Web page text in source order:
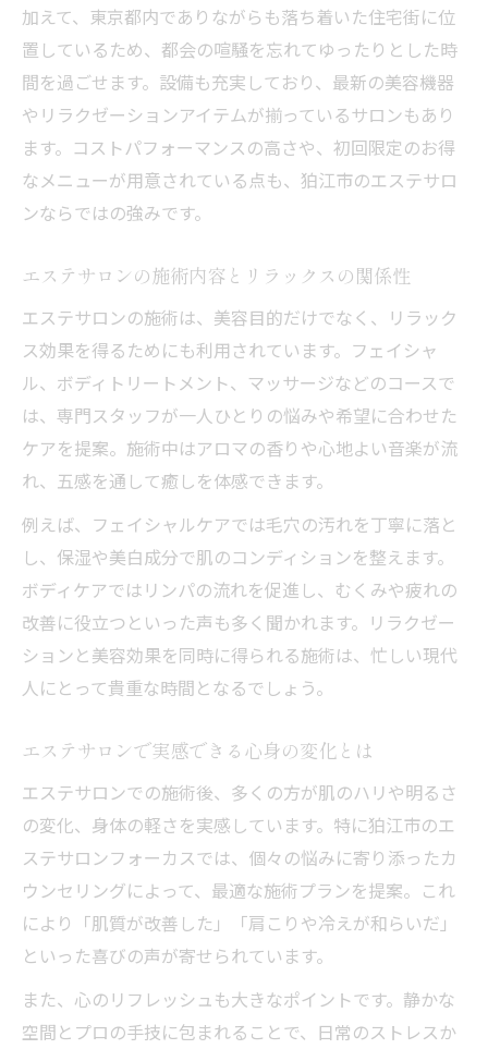
エステサロンで叶える肌質改善のステップ
エステサロン体験談で分かる美肌への近道
評判の高いエステサロンで心も体もリフレッシ
ュ
エステサロンの口コミからわかる利用満足
度
験
エステサロンで心地よさを追求するポイン
ト
エステサロンの評判をチェックする重要性
エステサロン選びで後悔しないポイント紹
介
エステサロンの技術力が生む新しい美容効
果
エステサロンで体験できる最新技術の魅力
エステサロン選択で重視したい技術的ポイ
ント
う
エステサロン技術力が支持される理由とは
加えて、東京都内でありながらも落ち着いた住宅街に位
置しているため、都会の喧騒を忘れてゆったりとした時
間を過ごせます。設備も充実しており、最新の美容機器
やリラクゼーションアイテムが揃っているサロンもあり
ます。コストパフォーマンスの高さや、初回限定のお得
なメニューが用意されている点も、狛江市のエステサロ
ンならではの強みです。
エステサロンの施術内容とリラックスの関係性
エステサロンの施術は、美容目的だけでなく、リラック
ス効果を得るためにも利用されています。フェイシャ
ル、ボディトリートメント、マッサージなどのコースで
は、専門スタッフが一人ひとりの悩みや希望に合わせた
ケアを提案。施術中はアロマの香りや心地よい音楽が流
れ、五感を通して癒しを体感できます。
例えば、フェイシャルケアでは毛穴の汚れを丁寧に落と
し、保湿や美白成分で肌のコンディションを整えます。
ボディケアではリンパの流れを促進し、むくみや疲れの
改善に役立つといった声も多く聞かれます。リラクゼー
ションと美容効果を同時に得られる施術は、忙しい現代
人にとって貴重な時間となるでしょう。
エステサロンで実感できる心身の変化とは
エステサロンでの施術後、多くの方が肌のハリや明るさ
の変化、身体の軽さを実感しています。特に狛江市のエ
ステサロンフォーカスでは、個々の悩みに寄り添ったカ
ウンセリングによって、最適な施術プランを提案。これ
により「肌質が改善した」「肩こりや冷えが和らいだ」
といった喜びの声が寄せられています。
また、心のリフレッシュも大きなポイントです。静かな
空間とプロの手技に包まれることで、日常のストレスか